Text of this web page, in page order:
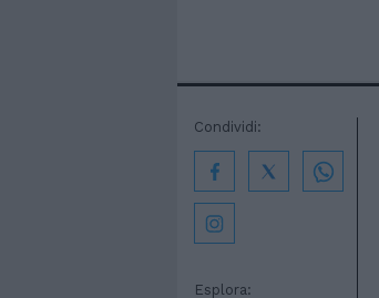
Esplora:
Condividi: